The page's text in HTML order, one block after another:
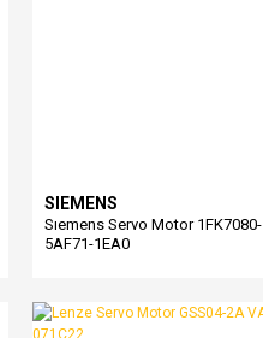
SIEMENS
Sıemens Servo Motor 1FK7080-
5AF71-1EA0